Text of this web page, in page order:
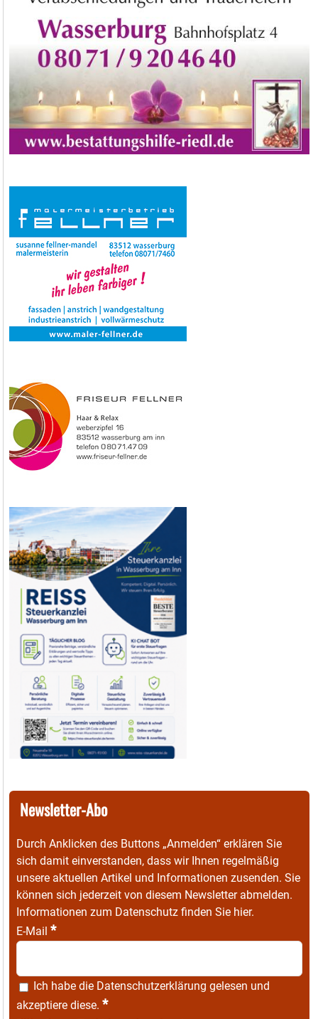
Newsletter-Abo
Durch Anklicken des Buttons „Anmelden“ erklären Sie
sich damit einverstanden, dass wir Ihnen regelmäßig
unsere aktuellen Artikel und Informationen zusenden. Sie
können sich jederzeit von diesem Newsletter abmelden.
Informationen zum Datenschutz finden Sie hier.
E-Mail *
Ich habe die Datenschutzerklärung gelesen und
akzeptiere diese. *